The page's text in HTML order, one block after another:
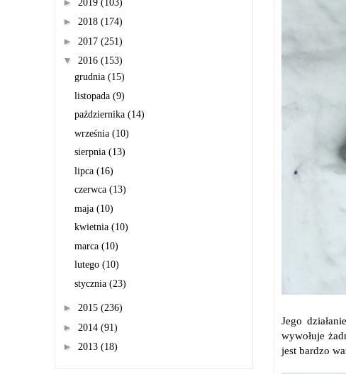
Jego
wywołuje
jest bardzo
2019 (103)
► 2018 (174)
► 2017 (251)
▼ 2016 (153)
grudnia (15)
listopada (9)
października (14)
września (10)
sierpnia (13)
lipca (16)
czerwca (13)
maja (10)
kwietnia (10)
marca (10)
lutego (10)
stycznia (23)
► 2015 (236)
► 2014 (91)
► 2013 (18)